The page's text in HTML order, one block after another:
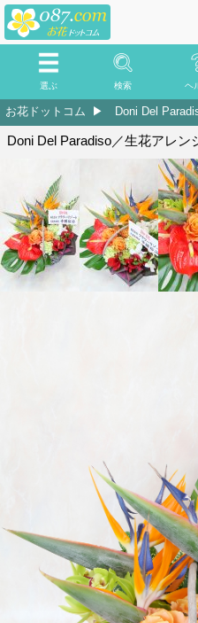
選ぶ 検索 ヘ
お花ドットコム Doni Del
Doni Del Paradiso／生花アレン